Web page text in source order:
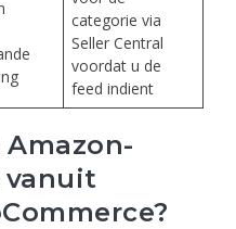
categorie via
Seller Central
voordat u de
feed indient